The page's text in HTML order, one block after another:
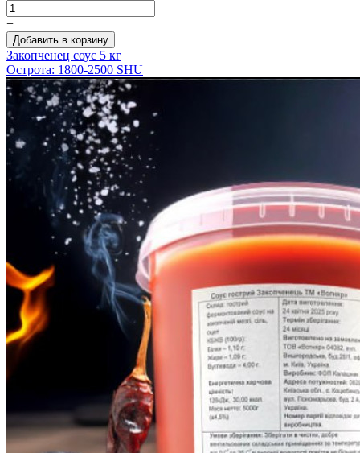
+
Добавить в корзину
Закопченец соус 5 кг
Острота: 1800-2500 SHU